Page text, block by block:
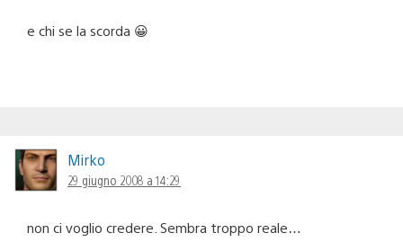
e chi se la scorda 😀
Mirko
29 giugno 2008 a 14:29
non ci voglio credere. Sembra troppo reale…